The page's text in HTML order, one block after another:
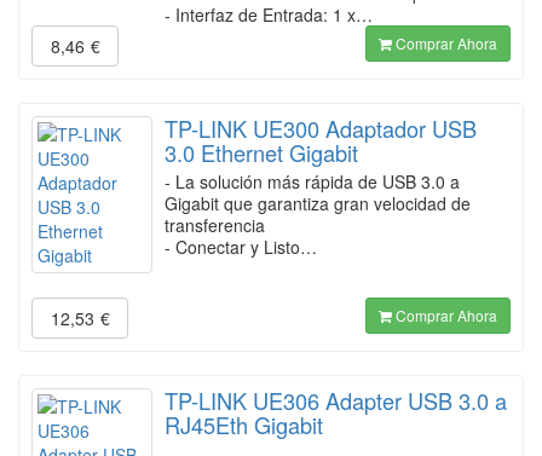
- Interfaz de Entrada: 1 x…
8,46 € Comprar Ahora
TP-LINK UE300 Adaptador USB
3.0 Ethernet Gigabit
- La solución más rápida de USB 3.0 a
Gigabit que garantiza gran velocidad de
transferencia
- Conectar y Listo…
12,53 € Comprar Ahora
TP-LINK UE306 Adapter USB 3.0 a
RJ45Eth Gigabit